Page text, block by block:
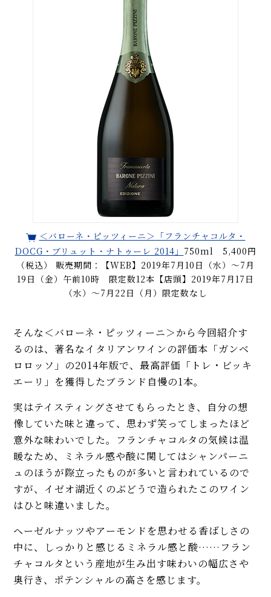
＜バローネ・ピッツィーニ＞「フランチャコルタ・
DOCG・ブリュット・ナトゥーレ 2014」 750ml 5,400円
（税込） 販売期間：【WEB】2019年7月10日（水）〜7月
19日（金）午前10時 限定数12本【店頭】2019年7月17日
（水）〜7月22日（月）限定数なし
そんな＜バローネ・ピッツィーニ＞から今回紹介す
るのは、著名なイタリアンワインの評価本「ガンベ
ロロッソ」の2014年版で、最高評価「トレ・ビッキ
エーリ」を獲得したブランド自慢の1本。
実はテイスティングさせてもらったとき、自分の想
像していた味と違って、思わず笑ってしまったほど
意外な味わいでした。フランチャコルタの気候は温
暖なため、ミネラル感や酸に関してはシャンパーニ
ュのほうが際立ったものが多いと言われているので
すが、イゼオ湖近くのぶどうで造られたこのワイン
はひと味違いました。
ヘーゼルナッツやアーモンドを思わせる香ばしさの
中に、しっかりと感じるミネラル感と酸……フラン
チャコルタという産地が生み出す味わいの幅広さや
奥行き、ポテンシャルの高さを感じます。